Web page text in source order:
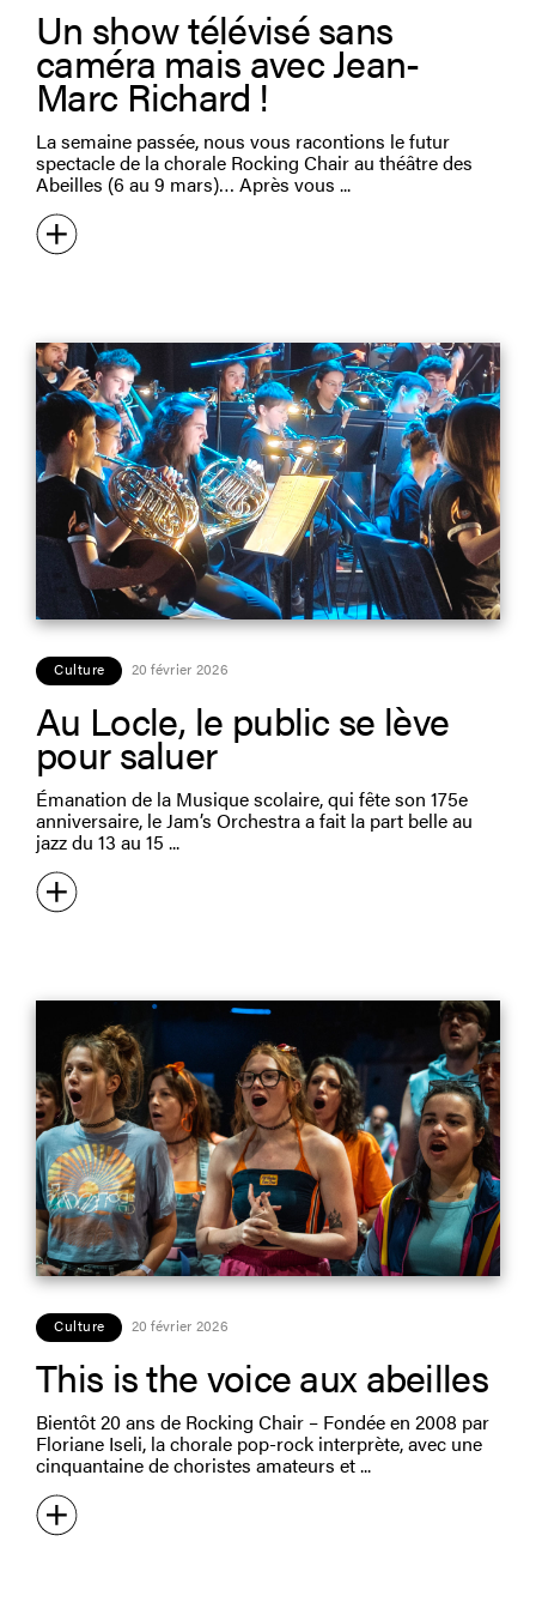
Un show télévisé sans
caméra mais avec Jean-
Marc Richard !
La semaine passée, nous vous racontions le futur
spectacle de la chorale Rocking Chair au théâtre des
Abeilles (6 au 9 mars)… Après vous
Culture 20 février 2026
Au Locle, le public se lève
pour saluer
Émanation de la Musique scolaire, qui fête son 175e
anniversaire, le Jam’s Orchestra a fait la part belle au
jazz du 13 au 15
Culture 20 février 2026
This is the voice aux abeilles
Bientôt 20 ans de Rocking Chair – Fondée en 2008 par
Floriane Iseli, la chorale pop-rock interprète, avec une
cinquantaine de choristes amateurs et